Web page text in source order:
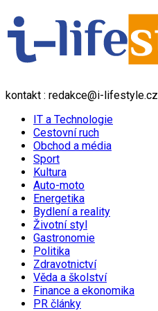
kontakt : redakce@i-lifestyle.cz
IT a Technologie
Cestovní ruch
Obchod a média
Sport
Kultura
Auto-moto
Energetika
Bydlení a reality
Životní styl
Gastronomie
Politika
Zdravotnictví
Věda a školství
Finance a ekonomika
PR články